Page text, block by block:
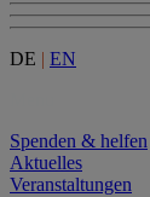
DE | EN
Spenden & helfen
Aktuelles
Veranstaltungen